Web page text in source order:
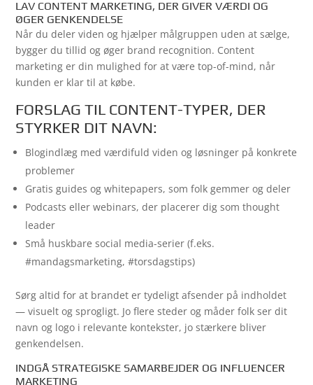
LAV CONTENT MARKETING, DER GIVER VÆRDI OG
ØGER GENKENDELSE
Når du deler viden og hjælper målgruppen uden at sælge,
bygger du tillid og øger brand recognition. Content
marketing er din mulighed for at være top-of-mind, når
kunden er klar til at købe.
FORSLAG TIL CONTENT-TYPER, DER
STYRKER DIT NAVN:
Blogindlæg med værdifuld viden og løsninger på konkrete
problemer
Gratis guides og whitepapers, som folk gemmer og deler
Podcasts eller webinars, der placerer dig som thought
leader
Små huskbare social media-serier (f.eks.
#mandagsmarketing, #torsdagstips)
Sørg altid for at brandet er tydeligt afsender på indholdet
— visuelt og sprogligt. Jo flere steder og måder folk ser dit
navn og logo i relevante kontekster, jo stærkere bliver
genkendelsen.
INDGÅ STRATEGISKE SAMARBEJDER OG INFLUENCER
MARKETING